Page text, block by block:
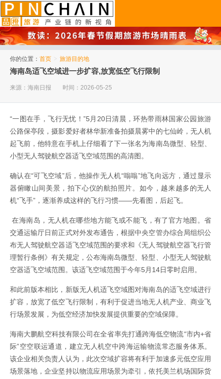
你的位置： 首页 > 旅游目的地
海南岛适飞空域进一步扩容,放宽低空飞行限制
来源：海南日报 时间：2026-05-25
“一图在手，飞行无忧！”5月20日清晨，环热带雨林国家公园旅游
公路保亭段，摄影爱好者林华新准备拍摄晨雾中的七仙岭，无人机
起飞前，他特意在手机上仔细看了下一张名为海南岛微型、轻型、
小型无人驾驶航空器适飞空域范围的高清图。
确认在“可飞空域”后，他操作无人机“嗡嗡”地飞向远方，通过显示
器俯瞰山间美景，拍下心仪的航拍照片。如今，越来越多的无人
机“飞手”，逐渐养成这样的飞行习惯——先看图，后起飞。
在海南岛，无人机在哪些地方能飞或不能飞，有了官方地图。省
交通运输厅日前正式对外发布通告，根据中央空管办综合局组织公
布无人驾驶航空器适飞空域范围的要求和《无人驾驶航空器飞行管
理暂行条例》有关规定，公布海南岛微型、轻型、小型无人驾驶航
空器适飞空域范围。该适飞空域范围于今年5月14日零时启用。
和此前版本相比，新版无人机适飞空域图对海南岛的适飞空域进行
扩容，放宽了低空飞行限制，有利于促进当地无人机产业、商业飞
行场景发展，为低空经济加快发展提供重要的空域保障。
海南大鹏航空科技有限公司在全省率先打通跨海低空物流“市内+省
际”空空联运通道，建立无人机空中跨海运输物流常态服务体系。
该企业相关负责人认为，此次空域扩容将有利于加速多元低空应用
场景落地，企业坚持以物流应用场景为牵引，依托美兰机场国际货